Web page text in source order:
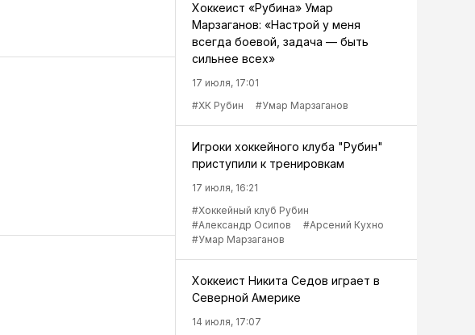
Хоккеист «Рубина» Умар
Марзаганов: «Настрой у меня
всегда боевой, задача — быть
сильнее всех»
17 июля, 17:01
#ХК Рубин
#Умар Марзаганов
Игроки хоккейного клуба "Рубин"
приступили к тренировкам
17 июля, 16:21
#Хоккейный клуб Рубин
#Александр Осипов
#Арсений Кухно
#Умар Марзаганов
Хоккеист Никита Седов играет в
Северной Америке
14 июля, 17:07